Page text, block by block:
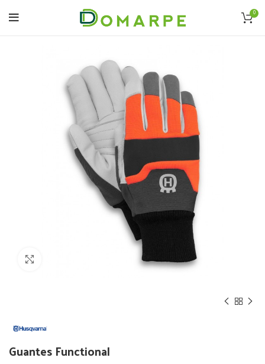
0
Guantes Functional